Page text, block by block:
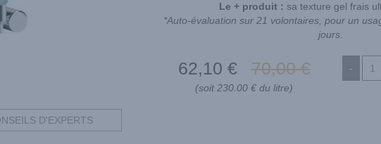
Le + produit : sa texture gel frais
*Auto-évaluation sur 21 volontaires, pour un
jours.
62,10 € 70,00 €
(soit 230.00 € du litre)
-
D'EXPERTS